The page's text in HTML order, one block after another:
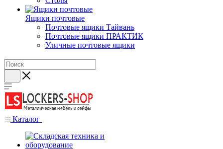
Ящики почтовые
Почтовые ящики Тайвань
Почтовые ящики ПРАКТИК
Уличные почтовые ящики
Каталог